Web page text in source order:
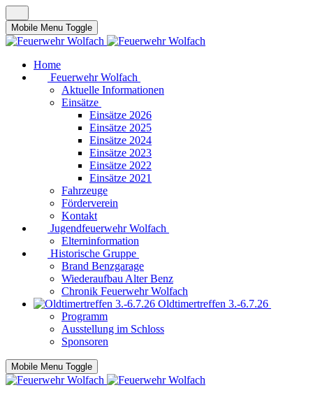
Mobile Menu Toggle
Home
Feuerwehr Wolfach
Aktuelle Informationen
Einsätze
Einsätze 2026
Einsätze 2025
Einsätze 2024
Einsätze 2023
Einsätze 2022
Einsätze 2021
Fahrzeuge
Förderverein
Kontakt
Jugendfeuerwehr Wolfach
Elterninformation
Historische Gruppe
Brand Benzgarage
Wiederaufbau Alter Benz
Chronik Feuerwehr Wolfach
Oldtimertreffen 3.-6.7.26
Programm
Ausstellung im Schloss
Sponsoren
Mobile Menu Toggle